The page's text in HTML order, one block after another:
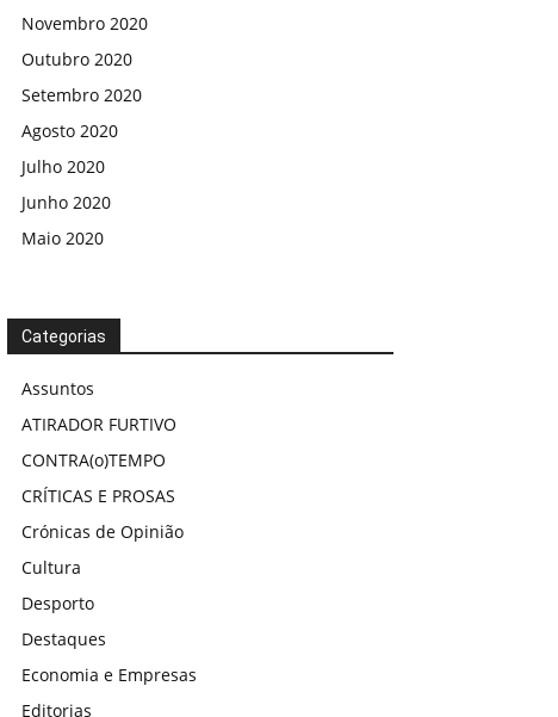
Novembro 2020
Outubro 2020
Setembro 2020
Agosto 2020
Julho 2020
Junho 2020
Maio 2020
Categorias
Assuntos
ATIRADOR FURTIVO
CONTRA(o)TEMPO
CRÍTICAS E PROSAS
Crónicas de Opinião
Cultura
Desporto
Destaques
Economia e Empresas
Editorias